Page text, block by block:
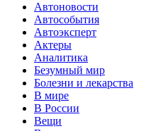
Автоновости
Автособытия
Автоэксперт
Актеры
Аналитика
Безумный мир
Болезни и лекарства
В мире
В России
Вещи